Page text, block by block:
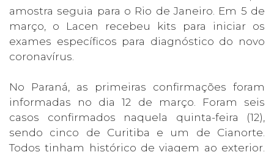
amostra seguia para o Rio de Janeiro. Em 5 de
março, o Lacen recebeu kits para iniciar os
exames específicos para diagnóstico do novo
coronavírus.
No Paraná, as primeiras confirmações foram
informadas no dia 12 de março. Foram seis
casos confirmados naquela quinta-feira (12),
sendo cinco de Curitiba e um de Cianorte.
Todos tinham histórico de viagem ao exterior.